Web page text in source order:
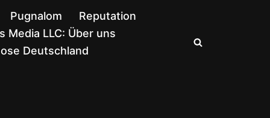
Pugnalom
Reputation
Media LLC: Über uns
Deutschland